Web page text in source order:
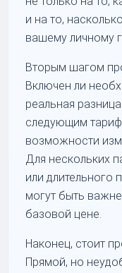
и на то,
вашему личному
Вторым шагом
Включен ли
реальная
следующим
возможности
Для нескольких
или длительного
могут быть
базовой цене.
Наконец, стоит
Прямой, но